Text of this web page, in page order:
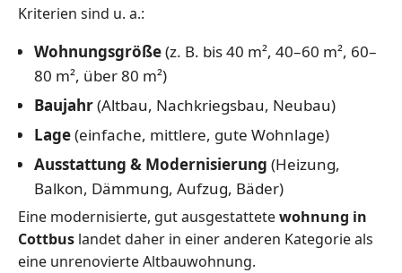
Kriterien sind u. a.:
Wohnungsgröße(z. B. bis 40 m², 40–60 m², 60–
80 m², über 80 m²)
Baujahr(Altbau, Nachkriegsbau, Neubau)
Lage(einfache, mittlere, gute Wohnlage)
Ausstattung & Modernisierung (Heizung,
Balkon, Dämmung, Aufzug, Bäder)
Eine modernisierte, gut ausgestattetewohnung in
Cottbus landet daher in einer anderen Kategorie als
eine unrenovierte Altbauwohnung.